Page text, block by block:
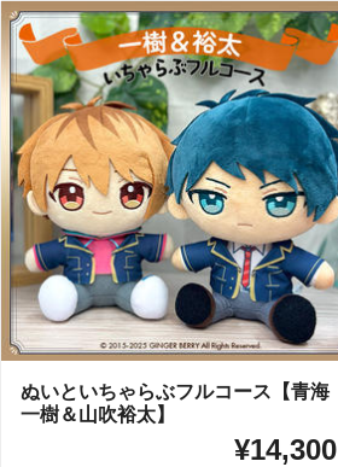
ぬいといちゃらぶフルコース【青海
一樹＆山吹裕太】
¥14,300